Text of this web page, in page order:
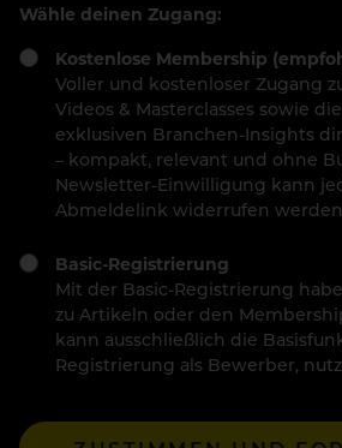
Wähle deinen Zugang:
Kostenlose Membership
Voller und kostenloser Zugang
Videos & Masterclasses sowie
exklusiven Branchen-Insights
– kompakt, relevant und ohne
Newsletter-Einwilligung kann
Abmeldelink widerrufen
Basic-Registrierung
Mit der Basic-Registrierung
zu Artikeln oder den
kann ausschließlich die
Registrierung als Bewerber,